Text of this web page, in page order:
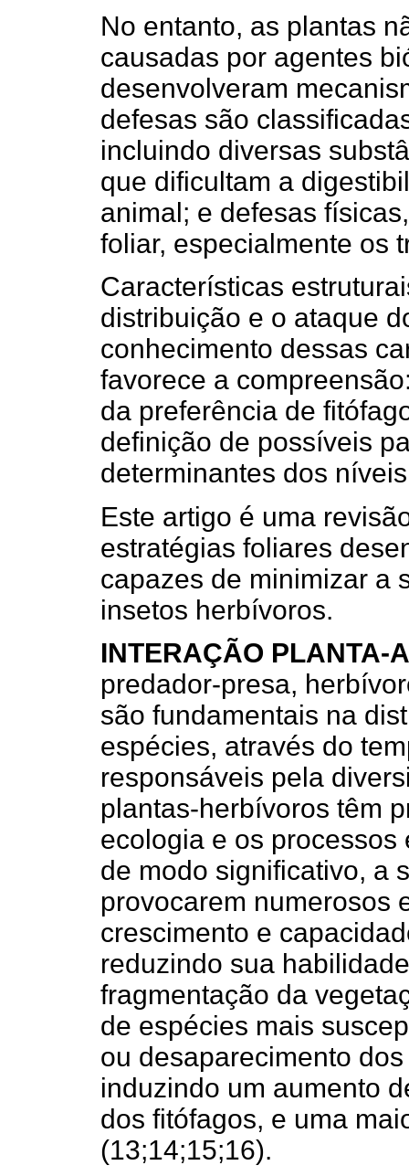
No entanto, as plantas
causadas por agentes
desenvolveram
defesas são
incluindo diversas
que dificultam a
animal; e defesas
foliar, especialmente os
Características
distribuição e o ataque
conhecimento dessas
favorece a
da preferência de
definição de possíveis
determinantes dos
Este artigo é uma
estratégias foliares
capazes de minimizar a
insetos herbívoros.
INTERAÇÃO PLANTA-
predador-presa,
são fundamentais na
espécies, através do
responsáveis pela
plantas-herbívoros têm
ecologia e os
de modo significativo, a
provocarem numerosos
crescimento e
reduzindo sua
fragmentação da
de espécies mais
ou desaparecimento
induzindo um aumento
dos fitófagos, e uma
(13;14;15;16).